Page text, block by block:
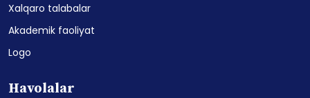
Xalqaro talabalar
Akademik faoliyat
Logo
Havolalar